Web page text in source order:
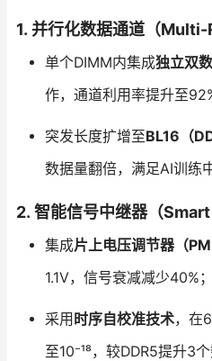
1. 并行化数据通道（
单个DIMM内集成独立双
作，通道利用率提升至
突发长度扩增至BL16（
数据量翻倍，满足AI训练
2. 智能信号中继器（
集成片上电压调节器（
1.1V，信号衰减减少40%；
采用 时序自校准技术，在
至10⁻¹⁸，较DDR5提升3个